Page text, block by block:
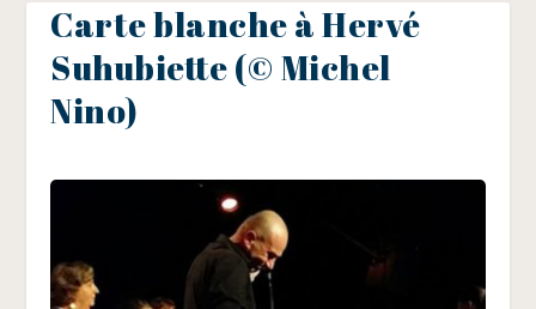
Carte blanche à Hervé
Suhubiette (© Michel
Nino)